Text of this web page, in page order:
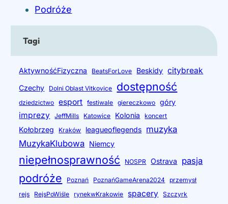
n
a
k
t
y
w
e
j
o
u
y
k
a
i
w
s
p
m
Podróże
Tagi
AktywnośćFizyczna BeatsForLove Beskidy citybreak
Czechy Dolni Oblast Vitkovice dostępność
dziedzictwo esport festiwale giereczkowo góry
imprezy JeffMills Katowice Kolonia koncert
Kołobrzeg Kraków leagueoflegends muzyka
MuzykaKlubowa Niemcy
niepełnosprawność NOSPR Ostrava pasja
podróże Poznań PoznańGameArena2024
przemysł
rejs
RejsPoWiśle rynekwKrakowie spacery Szczyrk